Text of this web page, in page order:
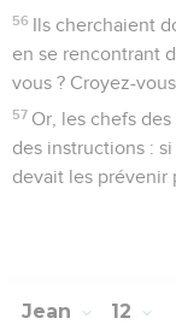
56 Ils cherchaient
en se rencontrant
vous ? Croyez-
57 Or, les chefs
des instructions :
devait les prévenir
Jean 12